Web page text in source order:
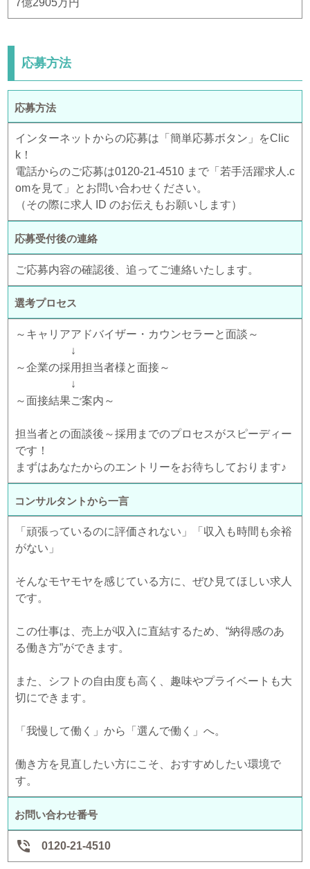
応募方法
応募方法
インターネットからの応募は「簡単応募ボタン」をClic
k！
電話からのご応募は0120-21-4510 まで「若手活躍求人.c
omを見て」とお問い合わせください。
（その際に求人 ID のお伝えもお願いします）
応募受付後の連絡
ご応募内容の確認後、追ってご連絡いたします。
選考プロセス
～キャリアアドバイザー・カウンセラーと面談～
↓
～企業の採用担当者様と面接～
↓
～面接結果ご案内～
担当者との面談後～採用までのプロセスがスピーディー
です！
まずはあなたからのエントリーをお待ちしております♪
コンサルタントから一言
「頑張っているのに評価されない」「収入も時間も余裕
がない」
そんなモヤモヤを感じている方に、ぜひ見てほしい求人
です。
この仕事は、売上が収入に直結するため、“納得感のあ
る働き方”ができます。
また、シフトの自由度も高く、趣味やプライベートも大
切にできます。
「我慢して働く」から「選んで働く」へ。
働き方を見直したい方にこそ、おすすめしたい環境で
す。
お問い合わせ番号
 0120-21-4510